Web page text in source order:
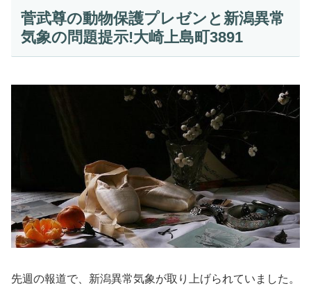
菅武尊の動物保護プレゼンと新潟異常
気象の問題提示!大崎上島町3891
先週の報道で、新潟異常気象が取り上げられていました。